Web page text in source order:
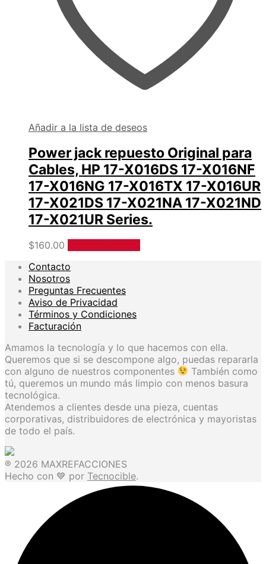
Añadir a la lista de deseos
Power jack repuesto Original para
Cables, HP 17-X016DS 17-X016NF
17-X016NG 17-X016TX 17-X016UR
17-X021DS 17-X021NA 17-X021ND
17-X021UR Series.
$160.00
Contacto
Nosotros
Preguntas Frecuentes
Aviso de Privacidad
Términos y Condiciones
Facturación
Amamos la tecnología y lo que hacemos con ella.
Queremos que si se descompone algo, puedas repararla
con alguno de nuestros componentes
También como
tú, queremos un mundo más limpio con menos basura
tecnológica.
Atendemos a clientes desde una pieza, cuentas
corporativas, distribuidores de electrónica y mayoristas
de todo el país.
® 2026 MAXREFACCIONES
Hecho con 💙 por Tecnocible.